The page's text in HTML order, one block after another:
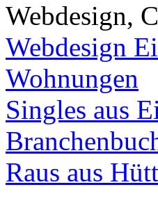
Webdesign,
Webdesign
Wohnungen
Singles aus
Raus aus